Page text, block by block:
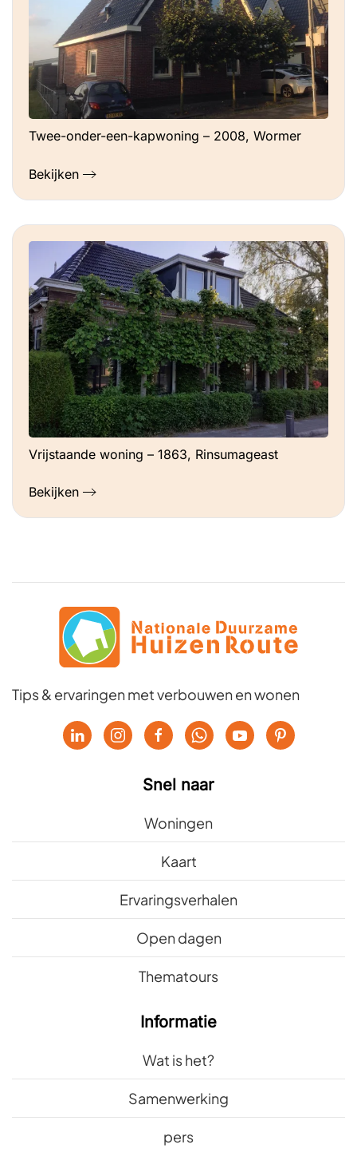
Twee-onder-een-kapwoning – 2008, Wormer
Bekijken
Vrijstaande woning – 1863, Rinsumageast
Bekijken
Tips & ervaringen met verbouwen en wonen
Snel naar
Woningen
Kaart
Ervaringsverhalen
Open dagen
Thematours
Informatie
Wat is het?
Samenwerking
pers